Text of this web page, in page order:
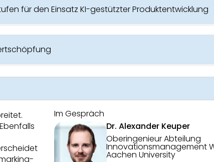
für den Einsatz KI-gestützter Produktentwicklung
Im Gespräch
Dr. Alexander Keuper
Oberingenieur Abteilung
Innovationsmanagement
Aachen University